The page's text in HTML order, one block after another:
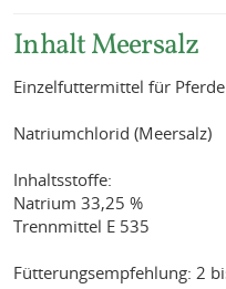
Inhalt Meersalz
Einzelfuttermittel für Pferde
Natriumchlorid (Meersalz)
Inhaltsstoffe:
Natrium 33,25 %
Trennmittel E 535
Fütterungsempfehlung: 2